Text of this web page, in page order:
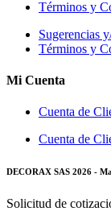
Términos y
Sugerencias
Términos y
Mi Cuenta
Cuenta de
Cuenta de
DECORAX SAS 2026 -
Solicitud de